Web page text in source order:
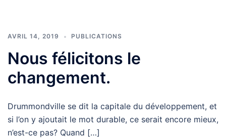
AVRIL 14, 2019 PUBLICATIONS
Nous félicitons le
changement.
Drummondville se dit la capitale du développement, et
si l’on y ajoutait le mot durable, ce serait encore mieux,
n’est-ce pas? Quand […]